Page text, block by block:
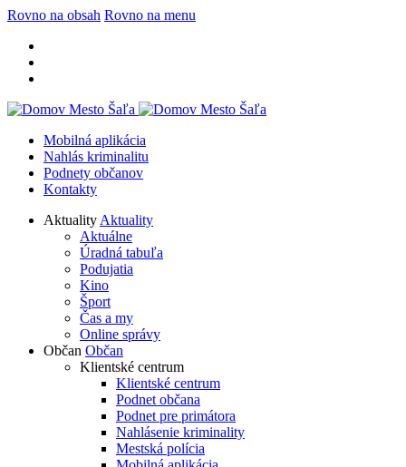
Rovno na obsah Rovno na menu
Mobilná aplikácia
Nahlás kriminalitu
Podnety občanov
Kontakty
Aktuality Aktuality
Aktuálne
Úradná tabuľa
Podujatia
Kino
Šport
Čas a my
Online správy
Občan Občan
Klientské centrum
Klientské centrum
Podnet občana
Podnet pre primátora
Nahlásenie kriminality
Mestská polícia